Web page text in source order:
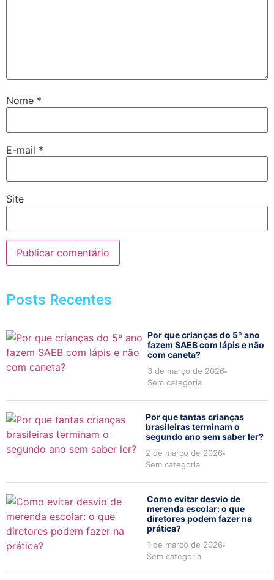
Nome *
E-mail *
Site
Posts Recentes
Por que crianças do 5º ano
fazem SAEB com lápis e não
com caneta?
3 de março de 2026
Sem categoria
Por que tantas crianças
brasileiras terminam o
segundo ano sem saber ler?
2 de março de 2026
Sem categoria
Como evitar desvio de
merenda escolar: o que
diretores podem fazer na
prática?
1 de março de 2026
Sem categoria